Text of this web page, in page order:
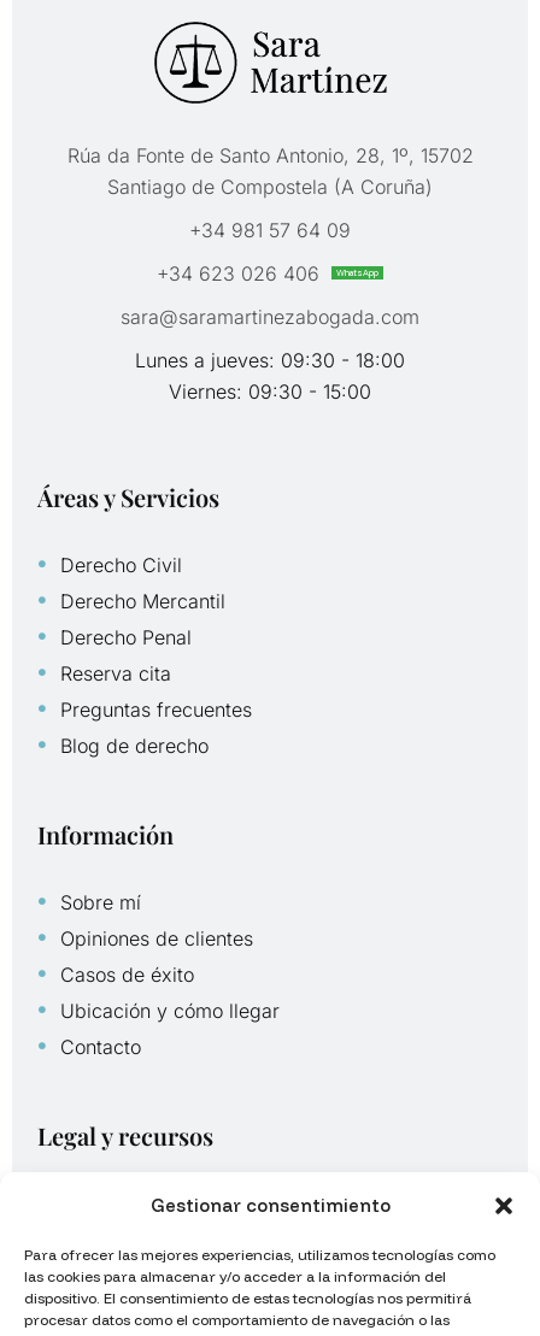
Gestionar consentimiento
Para ofrecer las mejores experiencias, utilizamos tecnologías como
las cookies para almacenar y/o acceder a la información del
dispositivo. El consentimiento de estas tecnologías nos permitirá
procesar datos como el comportamiento de navegación o las
Rúa da Fonte de Santo Antonio, 28, 1º, 15702
Santiago de Compostela (A Coruña)
+34 981 57 64 09
+34 623 026 406
WhatsApp
sara@saramartinezabogada.com
Lunes a jueves: 09:30 - 18:00
Viernes: 09:30 - 15:00
Áreas y Servicios
Derecho Civil
Derecho Mercantil
Derecho Penal
Reserva cita
Preguntas frecuentes
Blog de derecho
Información
Sobre mí
Opiniones de clientes
Casos de éxito
Ubicación y cómo llegar
Contacto
Legal y recursos
Aviso legal
Política de cookies UE
Mapa del sitio